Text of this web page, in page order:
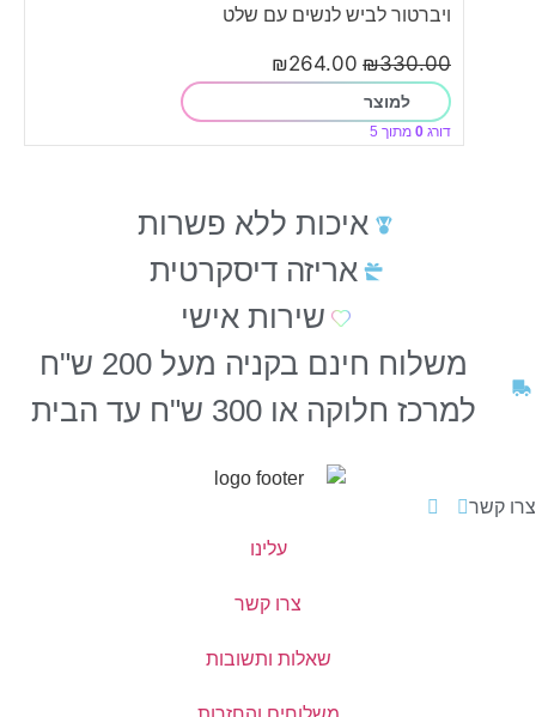
ויברטור לביש לנשים עם שלט
₪330.00
₪264.00
למוצר
דורג 0 מתוך 5
איכות ללא פשרות
אריזה דיסקרטית
שירות אישי
משלוח חינם בקניה מעל 200 ש"ח
למרכז חלוקה או 300 ש"ח עד הבית
צרו קשר
עלינו
צרו קשר
שאלות ותשובות